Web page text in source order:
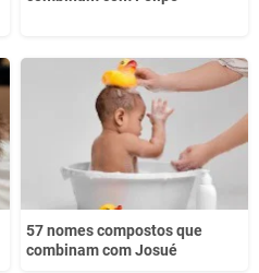
57 nomes compostos que
combinam com Josué